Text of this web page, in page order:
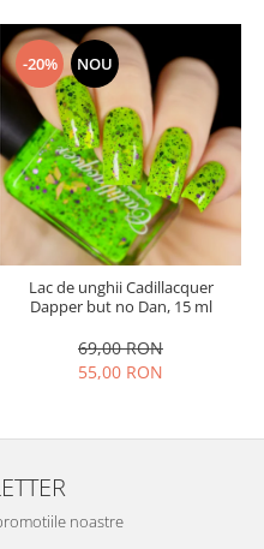
-20% NOU
Lac de unghii Cadillacquer
Dapper but no Dan, 15 ml
69,00 RON
55,00 RON
noastre